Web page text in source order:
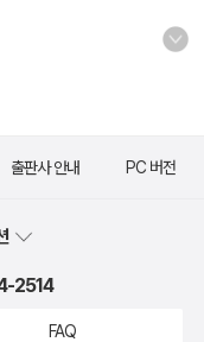
출판사 안내 PC 버전
2514
FAQ